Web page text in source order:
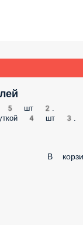
5 шт 2.
уткой 4 шт 3.
В